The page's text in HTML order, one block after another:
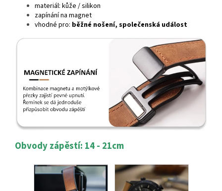
materiál: kůže / silikon
zapínání na magnet
vhodné pro: běžné nošení, společenská událost
Obvody zápěstí: 14 - 21cm